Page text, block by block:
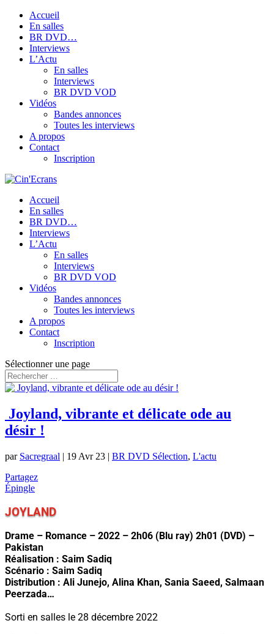
Accueil
En salles
BR DVD…
Interviews
L’Actu
En salles
Interviews
BR DVD VOD
Vidéos
Bandes annonces
Toutes les interviews
A propos
Contact
Inscription
Accueil
En salles
BR DVD…
Interviews
L’Actu
En salles
Interviews
BR DVD VOD
Vidéos
Bandes annonces
Toutes les interviews
A propos
Contact
Inscription
Sélectionner une page
Joyland, vibrante et délicate ode au
désir !
par Sacregraal | 19 Avr 23 | BR DVD Sélection, L'actu
Partagez
Épingle
JOYLAND
Drame – Romance – 2022 – 2h06 (Blu ray) 2h01 (DVD) –
Pakistan
Réalisation : Saim Sadiq
Scénario : Saim Sadiq
Distribution : Ali Junejo, Alina Khan, Sania Saeed, Salmaan
Peerzada…
Sorti en salles le 28 décembre 2022